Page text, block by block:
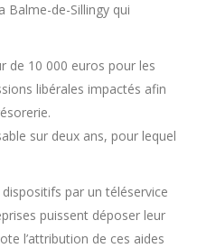
Balme-de-Sillingy qui
de 10 000 euros pour les
libérales impactés afin
sur deux ans, pour lequel
dispositifs par un téléservice
puissent déposer leur
l’attribution de ces aides